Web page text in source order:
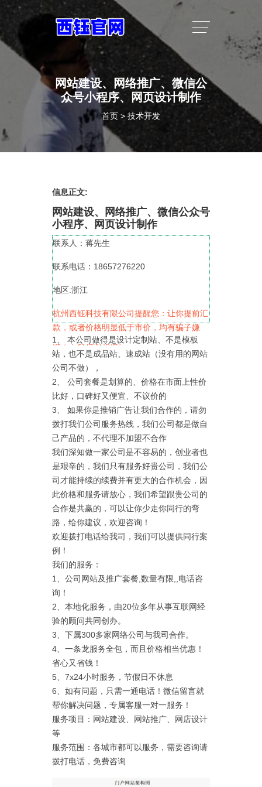
网站建设、网络推广、微信公
众号小程序、网页设计制作
首页 > 技术开发
信息正文:
网站建设、网络推广、微信公众号
小程序、网页设计制作
联系人：蒋先生
联系电话：18657276220
地区:浙江
杭州西钰科技有限公司提醒您：让你提前汇
款，或者价格明显低于市价，均有骗子嫌
疑，不要轻易相信。
1、 本公司做得是设计定制站、不是模板
站，也不是成品站、速成站（没有用的网站
公司不做），
2、 公司套餐是划算的、价格在市面上性价
比好，口碑好又便宜、不议价的
3、 如果你是推销广告让我们合作的，请勿
拨打我们公司服务热线，我们公司都是做自
己产品的，不代理不加盟不合作
我们深知做一家公司是不容易的，创业者也
是艰辛的，我们只有服务好贵公司，我们公
司才能持续的续费并有更大的合作机会，因
此价格和服务请放心，我们希望跟贵公司的
合作是共赢的，可以让你少走你同行的弯
路，给你建议，欢迎咨询！
欢迎拨打电话给我司，我们可以提供同行案
例！
我们的服务：
1、公司网站及推广套餐,数量有限,,电话咨
询！
2、本地化服务，由20位多年从事互联网经
验的顾问共同创办。
3、下属300多家网络公司与我司合作。
4、一条龙服务全包，而且价格相当优惠！
省心又省钱！
5、7x24小时服务，节假日不休息
6、如有问题，只需一通电话！微信留言就
帮你解决问题，专属客服一对一服务！
服务项目：网站建设、网站推广、网店设计
等
服务范围：各城市都可以服务，需要咨询请
拨打电话，免费咨询